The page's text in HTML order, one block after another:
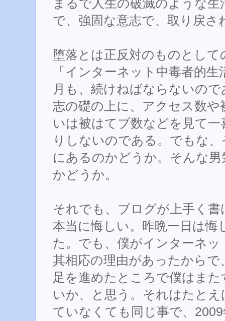
まるで人生の破滅のような
で、強固な意志で、取り戻
堕落とは正反対のものとし
「インターネット中毒者的
月も、続けねばならないの
志の礎の上に、アクセス数
いは被はてブ数などを見て
りしないのである。でもな
にあるのかどうか。そんな
かどうか。
それでも、ブログが上手く
本当に悔しい。昨晩一日は
た。でも、僕がインターネ
其相応の理由があったから
足を進めたところで僕はま
いか、と思う。それはたと
ていなくても同じ事で、